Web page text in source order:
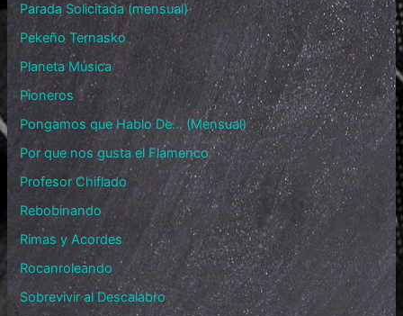
Parada Solicitada (mensual)
Pekeño Ternasko
Planeta Música
Pioneros
Pongamos que Hablo De… (Mensual)
Por que nos gusta el Flamenco
Profesor Chiflado
Rebobinando
Rimas y Acordes
Rocanroleando
Sobrevivir al Descalabro